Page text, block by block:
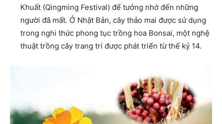
Khuất (Qingming Festival) để tưởng nhớ đến những
người đã mất. Ở Nhật Bản, cây thảo mai được sử dụng
trong nghi thức phong tục trồng hoa Bonsai, một nghệ
thuật trồng cây trang trí được phát triển từ thế kỷ 14.